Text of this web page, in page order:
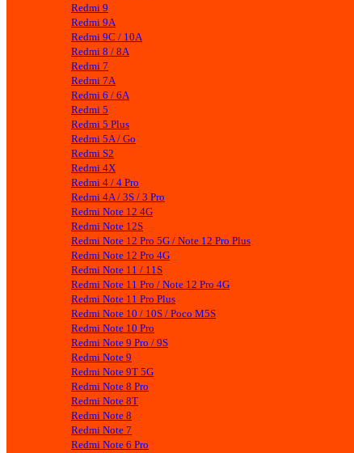
Redmi 9
Redmi 9A
Redmi 9C / 10A
Redmi 8 / 8A
Redmi 7
Redmi 7A
Redmi 6 / 6A
Redmi 5
Redmi 5 Plus
Redmi 5A / Go
Redmi S2
Redmi 4X
Redmi 4 / 4 Pro
Redmi 4A / 3S / 3 Pro
Redmi Note 12 4G
Redmi Note 12S
Redmi Note 12 Pro 5G / Note 12 Pro Plus
Redmi Note 12 Pro 4G
Redmi Note 11 / 11S
Redmi Note 11 Pro / Note 12 Pro 4G
Redmi Note 11 Pro Plus
Redmi Note 10 / 10S / Poco M5S
Redmi Note 10 Pro
Redmi Note 9 Pro / 9S
Redmi Note 9
Redmi Note 9T 5G
Redmi Note 8 Pro
Redmi Note 8T
Redmi Note 8
Redmi Note 7
Redmi Note 6 Pro